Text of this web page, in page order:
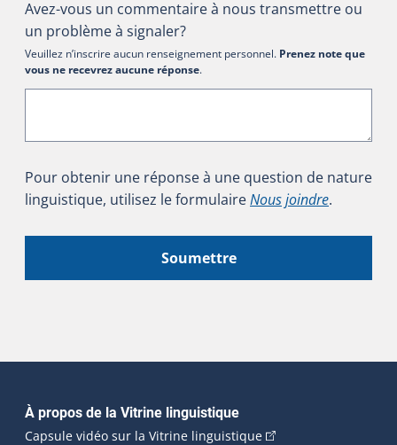
Avez-vous un commentaire à nous transmettre ou
un problème à signaler?
Veuillez n’inscrire aucun renseignement personnel. Prenez note que
vous ne recevrez aucune réponse.
Pour obtenir une réponse à une question de nature
linguistique, utilisez le formulaireNous joindre.
Soumettre
Navigation principale
À propos de la Vitrine linguistique
Capsule vidéo sur la Vitrine linguistique(Cet hyperlien